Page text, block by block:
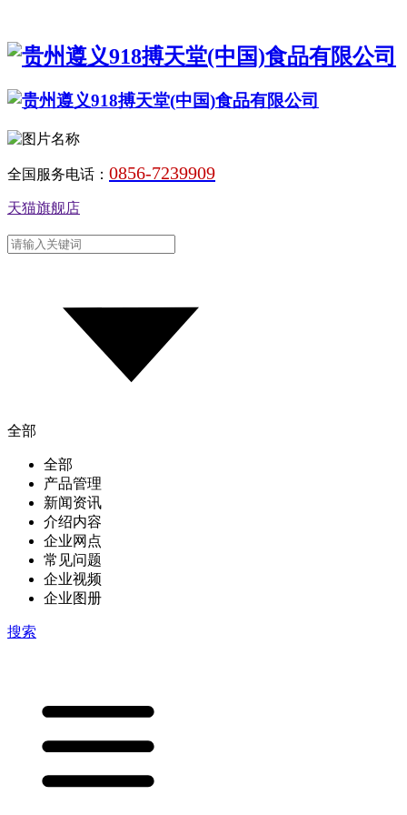
全国服务电话： 0856-7239909
天猫旗舰店
全部
全部
产品管理
新闻资讯
介绍内容
企业网点
常见问题
企业视频
企业图册
搜索